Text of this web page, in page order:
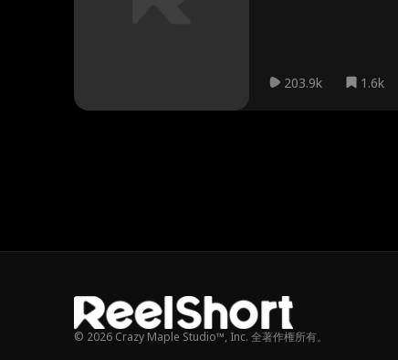
203.9k 1.6k
© 2026 Crazy Maple Studio™, Inc. 全著作権所有。